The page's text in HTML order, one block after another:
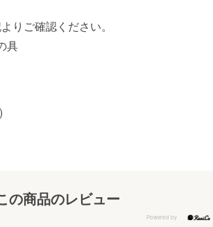
りご確認ください。
具
の商品のレビュー